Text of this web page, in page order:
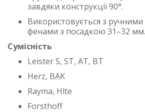
завдяки конструкції 90°.
Використовується з
фенами з посадкою 31–32 мм.
Сумісність
Leister S, ST, AT, BT
Herz, BAK
Rayma, Hlte
Forsthoff